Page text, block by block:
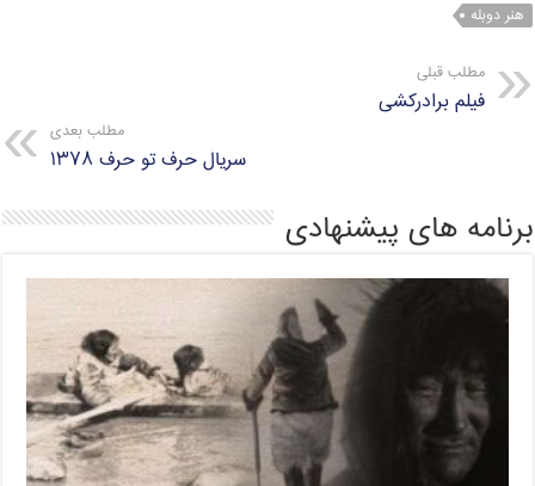
هنر دوبله
مطلب قبلی
فیلم برادرکشی
مطلب بعدی
سریال حرف تو حرف ۱۳۷۸
برنامه های پیشنهادی